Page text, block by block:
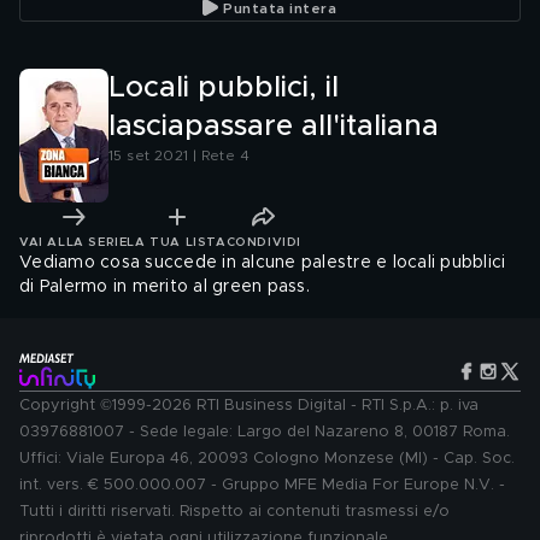
Puntata intera
Locali pubblici, il
lasciapassare all'italiana
15 set 2021 | Rete 4
VAI ALLA SERIE LA TUA LISTA CONDIVIDI
Vediamo cosa succede in alcune palestre e locali pubblici
di Palermo in merito al green pass.
Copyright ©1999-2026 RTI Business Digital - RTI S.p.A.: p. iva
03976881007 - Sede legale: Largo del Nazareno 8, 00187 Roma.
Uffici: Viale Europa 46, 20093 Cologno Monzese (MI) - Cap. Soc.
int. vers. € 500.000.007 - Gruppo MFE Media For Europe N.V. -
Tutti i diritti riservati. Rispetto ai contenuti trasmessi e/o